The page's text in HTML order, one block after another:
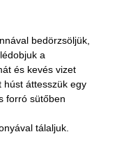
bedörzsöljük,
a
és kevés vizet
húst áttesszük egy
forró sütőben
tálaljuk.